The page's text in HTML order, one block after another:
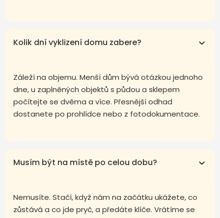
Kolik dní vyklizení domu zabere?
Záleží na objemu. Menší dům bývá otázkou jednoho
dne, u zaplněných objektů s půdou a sklepem
počítejte se dvěma a více. Přesnější odhad
dostanete po prohlídce nebo z fotodokumentace.
Musím být na místě po celou dobu?
Nemusíte. Stačí, když nám na začátku ukážete, co
zůstává a co jde pryč, a předáte klíče. Vrátíme se